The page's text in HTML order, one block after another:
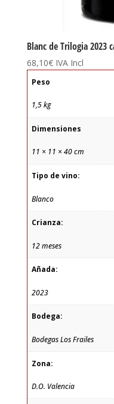
Blanc de Trilogia 2023
68,10€ IVA Incl
Peso
1,5 kg
Dimensiones
11 × 11 × 40 cm
Tipo de vino:
Blanco
Crianza:
12 meses
Añada:
2023
Bodega:
Bodegas Los Frailes
Zona:
D.O. Valencia